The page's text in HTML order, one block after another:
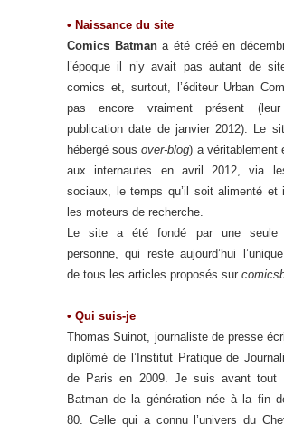
• Naissance du site
Comics Batmana été créé en
l’époque il n’y avait pas autant de
comics et, surtout, l’éditeur Urban
pas encore vraiment présent (leur
publication date de janvier 2012). Le
hébergé sousover-blog) a véritablement
aux internautes en avril 2012, via
sociaux, le temps qu’il soit alimenté et
les moteurs de recherche.
Le site a été fondé par une seule
personne, qui reste aujourd’hui
de tous les articles proposés sur
• Qui suis-je
Thomas Suinot, journaliste de presse
diplômé de l’Institut Pratique de
de Paris en 2009. Je suis avant tout
Batman de la génération née à la fin
80. Celle qui a connu l’univers du